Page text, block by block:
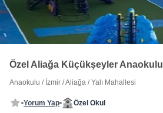
Özel Aliağa Küçükşeyler Anaokulu
Anaokulu / İzmir /Aliağa /Yalı Mahallesi
Yorum Yap Özel Okul